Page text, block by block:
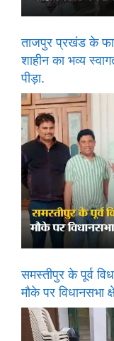
ताजपुर प्रखंड के
शाहीन का भव्य
पीड़ा.
समस्तीपुर के पूर्व
मौके पर विधानसभा